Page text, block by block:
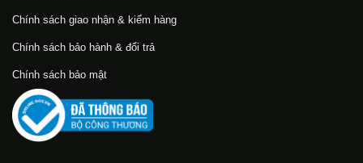
Chính sách giao nhận & kiểm hàng
Chính sách bảo hành & đổi trả
Chính sách bảo mật